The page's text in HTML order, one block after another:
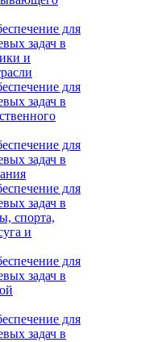
для
задач в
и
для
задач в
для
задач в
для
задач в
спорта,
и
для
задач в
для
задач в